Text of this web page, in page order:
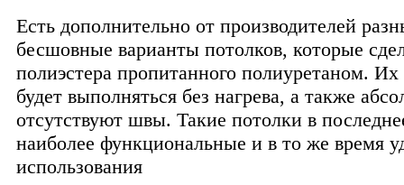
Есть дополнительно от производителей
бесшовные варианты потолков, которые
полиэстера пропитанного полиуретаном. Их
будет выполняться без нагрева, а также
отсутствуют швы. Такие потолки в
наиболее функциональные и в то же время
использования